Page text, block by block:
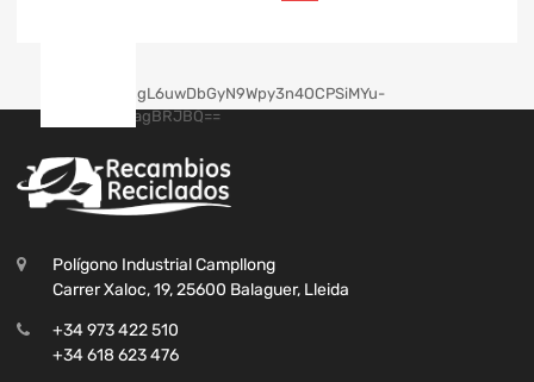
Polígono Industrial Campllong
Carrer Xaloc, 19, 25600 Balaguer, Lleida
+34 973 422 510
+34 618 623 476